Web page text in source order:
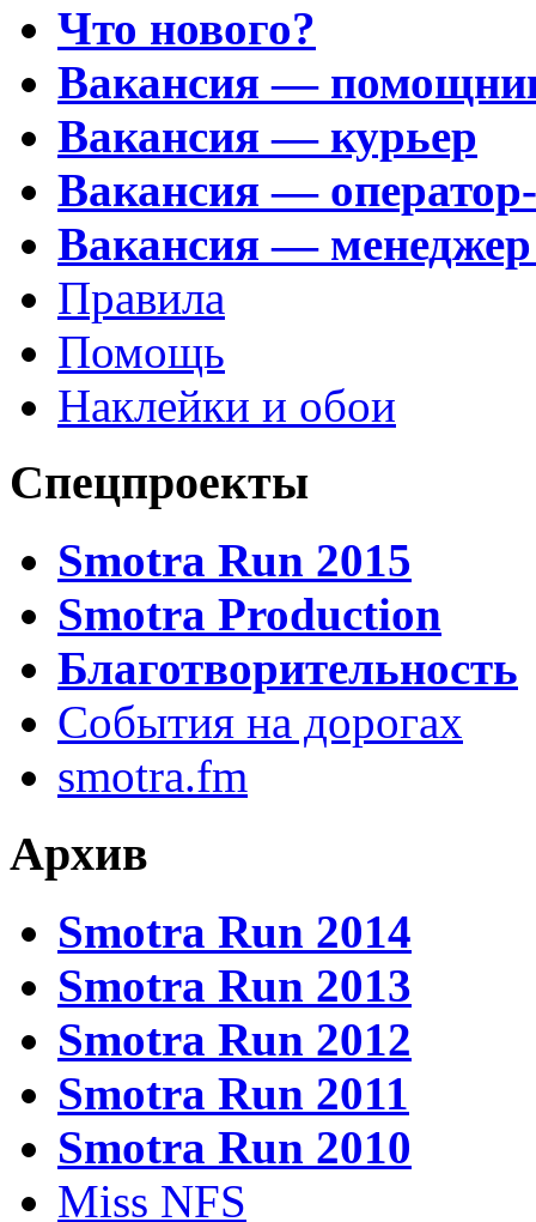
Что нового?
Вакансия —
Вакансия — курьер
Вакансия —
Вакансия —
Правила
Помощь
Наклейки и обои
Спецпроекты
Smotra Run 2015
Smotra Production
Благотворительность
События на дорогах
smotra.fm
Архив
Smotra Run 2014
Smotra Run 2013
Smotra Run 2012
Smotra Run 2011
Smotra Run 2010
Miss NFS